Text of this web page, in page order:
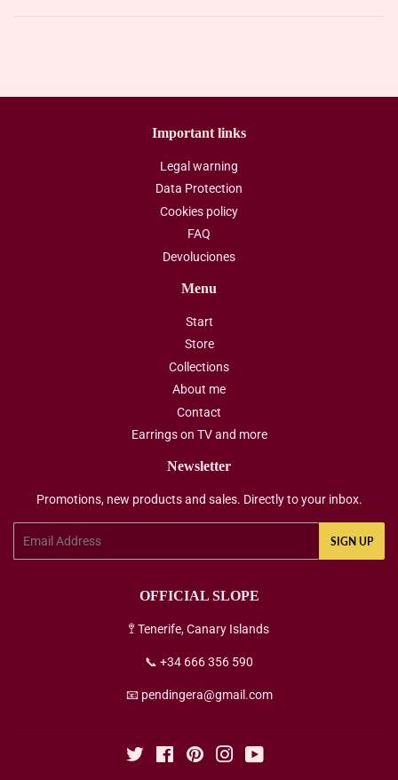
Important links
Legal warning
Data Protection
Cookies policy
FAQ
Devoluciones
Menu
Start
Store
Collections
About me
Contact
Earrings on TV and more
Newsletter
Promotions, new products and sales. Directly to your inbox.
SIGN UP
OFFICIAL SLOPE
🚏 Tenerife, Canary Islands
📞 +34 666 356 590
📧 pendingera@gmail.com
Twitter FacebookPinterestInstagram